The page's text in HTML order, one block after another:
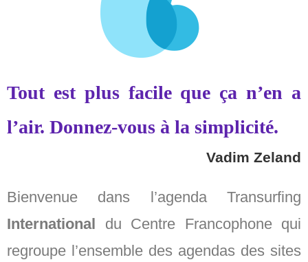
Tout est plus facile que ça n’en a
l’air. Donnez-vous à la simplicité.
Vadim Zeland
Bienvenue dans l’agenda Transurfing
International du Centre Francophone qui
regroupe l’ensemble des agendas des sites